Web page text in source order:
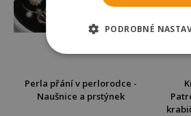
Perla přání v perlorodce -
Naušnice a prstýnek
PODROBNÉ